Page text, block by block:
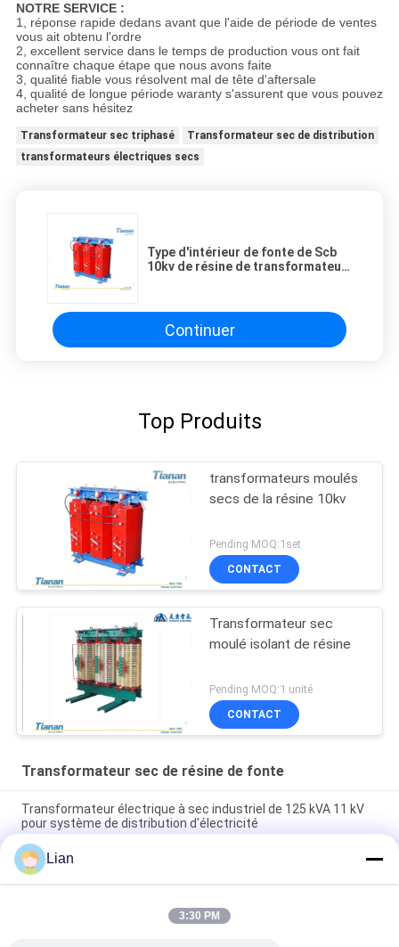
NOTRE SERVICE :
1, réponse rapide dedans avant que l'aide de période de ventes
vous ait obtenu l'ordre
2, excellent service dans le temps de production vous ont fait
connaître chaque étape que nous avons faite
3, qualité fiable vous résolvent mal de tête d'aftersale
4, qualité de longue période waranty s'assurent que vous pouvez
acheter sans hésitez
Transformateur sec triphasé
Transformateur sec de distribution
transformateurs électriques secs
Type d'intérieur de fonte de Scb
10kv de résine de transformateur
Continuer
Top Produits
transformateurs moulés
secs de la résine 10kv
Pending MOQ:1set
CONTACT
Transformateur sec
moulé isolant de résine
Pending MOQ:1 unité
CONTACT
Transformateur sec de résine de fonte
Transformateur électrique à sec industriel de 125 kVA 11 kV
pour système de distribution d'électricité
Transformateur sec à résine coulée pour installation
intérieure 11~35kV avec une durée de vie de 20 ans
Transformateurs sans perte de charge de type résine coulée
de 208 W intégrant une protection IP00 assurant la
Lian
3:30 PM